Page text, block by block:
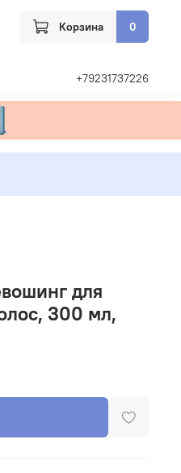
Корзина 0
+79231737226
для
300 мл,